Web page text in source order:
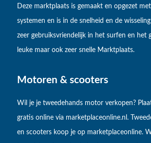
Deze marktplaats is gemaakt en opgezet
systemen en is in de snelheid en de
zeer gebruiksvriendelijk in het surfen en het
leuke maar ook zeer snelle Marktplaats.
Motoren & scooters
Wil je je tweedehands motor verkopen?
gratis online via marketplaceonline.nl.
en scooters koop je op marketplaceonline.